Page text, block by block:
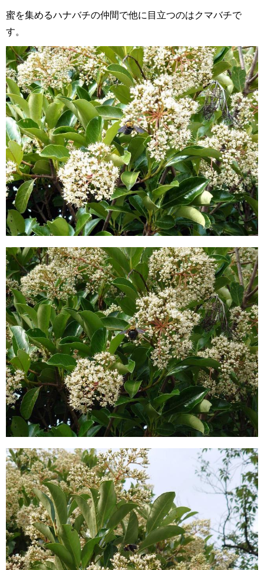
蜜を集めるハナバチの仲間で他に目立つのはクマバチで
す。